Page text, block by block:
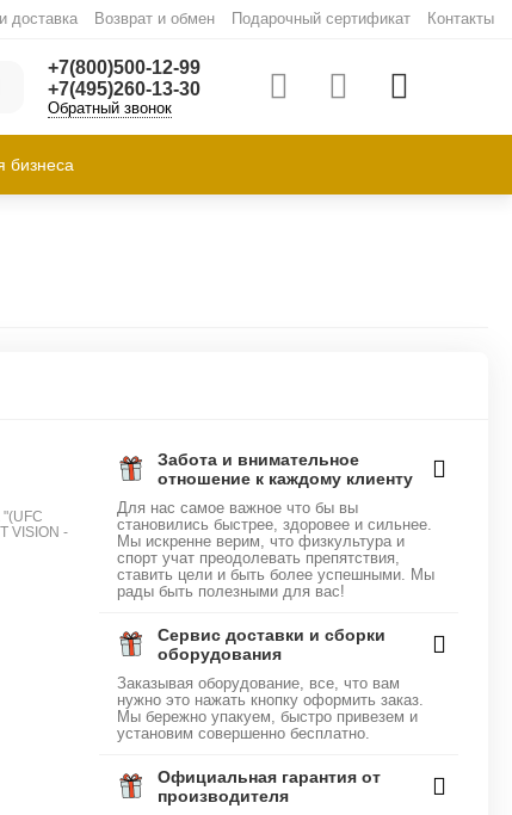
доставка Возврат и обмен Подарочный сертификат Контакты
+7(800)500-12-99
+7(495)260-13-30
Обратный звонок
бизнеса
VISION -
Забота и внимательное
отношение к каждому клиенту
Для нас самое важное что бы вы
становились быстрее, здоровее и сильнее.
Мы искренне верим, что физкультура и
спорт учат преодолевать препятствия,
ставить цели и быть более успешными. Мы
рады быть полезными для вас!
Сервис доставки и сборки
оборудования
Заказывая оборудование, все, что вам
нужно это нажать кнопку оформить заказ.
Мы бережно упакуем, быстро привезем и
установим совершенно бесплатно.
Официальная гарантия от
производителя